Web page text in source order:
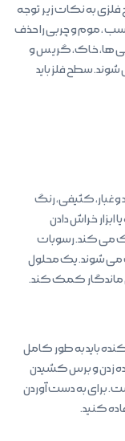
به نکات زیر توجه
، موم و چربی را حذف
ها، خاک، گریس و
سطح فلز باید
غبار، کثیفی، رنگ
خراش دادن
می کند. رسوبات
شوند. یک محلول
ماندگار کمک کند.
باید به طور کامل
زدن و برس کشیدن
برای به دست آوردن
کنید.